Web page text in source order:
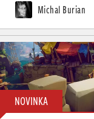
Michal Burian
NOVINKA